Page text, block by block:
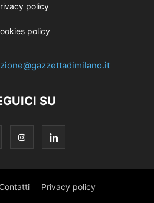
policy
policy
SU
Privacy policy